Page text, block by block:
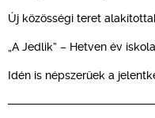
Új közösségi teret
„A Jedlik” – Hetven év
Idén is népszerűek a